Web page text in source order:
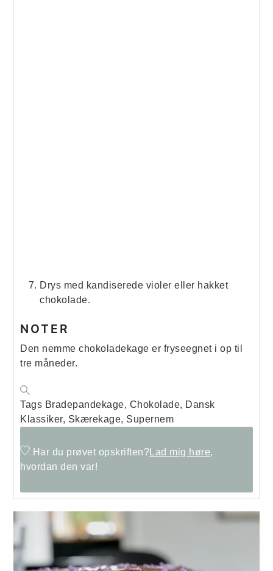
Drys med kandiserede violer eller hakket
chokolade.
NOTER
Den nemme chokoladekage er fryseegnet i op til
tre måneder.
Tags Bradepandekage, Chokolade, Dansk
Klassiker, Skærekage, Supernem
Har du prøvet opskriften? Lad mig høre,
hvordan den var!